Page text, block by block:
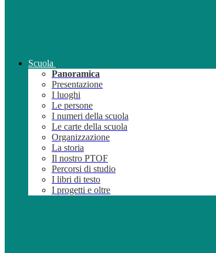
Scuola
Panoramica
Presentazione
I luoghi
Le persone
I numeri della scuola
Le carte della scuola
Organizzazione
La storia
Il nostro PTOF
Percorsi di studio
I libri di testo
I progetti e oltre